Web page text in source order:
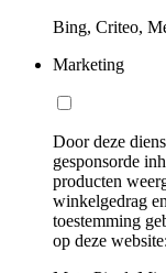
Bing, Criteo,
Marketing
Door deze
gesponsorde
producten
winkelgedrag
toestemming
op deze website: